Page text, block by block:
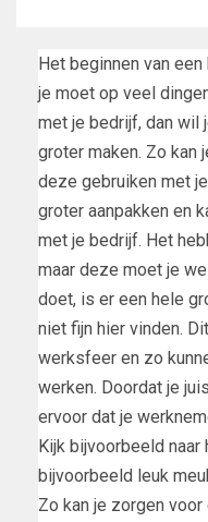
Het beginnen van
je moet op veel
met je bedrijf, dan wil
groter maken. Zo kan
deze gebruiken met
groter aanpakken en
met je bedrijf. Het
maar deze moet je
doet, is er een hele
niet fijn hier vinden.
werksfeer en zo
werken. Doordat je
ervoor dat je
Kijk bijvoorbeeld naar
bijvoorbeeld leuk
Zo kan je zorgen